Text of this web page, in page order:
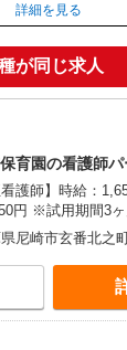
載期間終了
詳細を見る
が同じ求人
育園の看護師
看護師】時給：
円 ※試用期間3
尼崎市玄番北之